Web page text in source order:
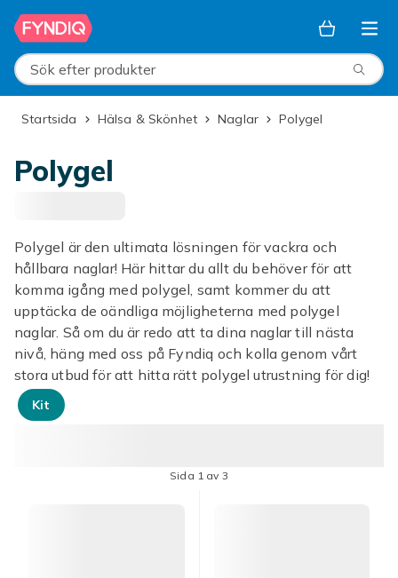
Hoppa till huvudinnehållet
Sök efter produkter
Startsida Hälsa & Skönhet Naglar Polygel
Polygel
Polygel är den ultimata lösningen för vackra och
hållbara naglar! Här hittar du allt du behöver för att
komma igång med polygel, samt kommer du att
upptäcka de oändliga möjligheterna med polygel
naglar. Så om du är redo att ta dina naglar till nästa
nivå, häng med oss på Fyndiq och kolla genom vårt
stora utbud för att hitta rätt polygel utrustning för dig!
Kit
Sida 1 av 3